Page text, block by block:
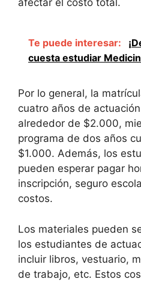
Te puede interesar:
cuesta estudiar
Por lo general, la
cuatro años de
alrededor de $2.000,
programa de dos años
$1.000. Además, los
pueden esperar pagar
inscripción, seguro
costos.
Los materiales pueden
los estudiantes de
incluir libros, vestuario,
de trabajo, etc. Estos